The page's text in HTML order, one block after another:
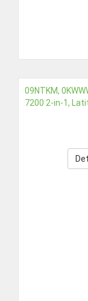
09NTKM,
7200 2-in-1,